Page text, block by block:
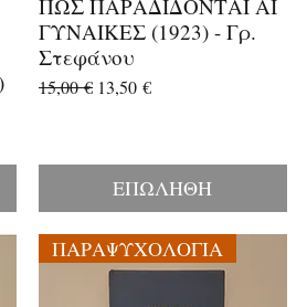
ΠΩΣ ΠΑΡΑΔΙΔΟΝΤΑΙ ΑΙ
ΓΥΝΑΙΚΕΣ (1923) - Γρ.
Στεφάνου
Κανονική τιμή
15,00 € Τιμή Έκπτωσης
13,50 €
ΕΠΩΛΗΘΗ
ΠΑΡΑΨΥΧΟΛΟΓΙΑ